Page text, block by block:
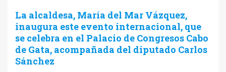
La alcaldesa, María del Mar Vázquez,
inaugura este evento internacional, que
se celebra en el Palacio de Congresos Cabo
de Gata, acompañada del diputado Carlos
Sánchez